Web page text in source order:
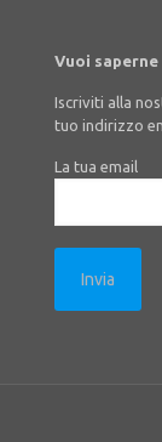
Vuoi saperne
Iscriviti alla
tuo indirizzo
La tua email